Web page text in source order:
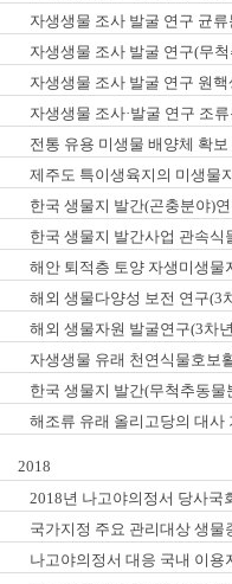
자생생물 조사 발굴 연구 균
자생생물 조사 발굴 연구(무
자생생물 조사 발굴 연구 원
자생생물 조사·발굴 연구 조
전통 유용 미생물 배양체 확
제주도 특이생육지의 미생물
한국 생물지 발간(곤충분야)
한국 생물지 발간사업 관속식
해안 퇴적층 토양 자생미생물
해외 생물다양성 보전 연구(3
해외 생물자원 발굴연구(3차
자생생물 유래 천연식물호보
한국 생물지 발간(무척추동
해조류 유래 올리고당의 대사
2018
2018년 나고야의정서 당사국
국가지정 주요 관리대상 생물
나고야의정서 대응 국내 이용